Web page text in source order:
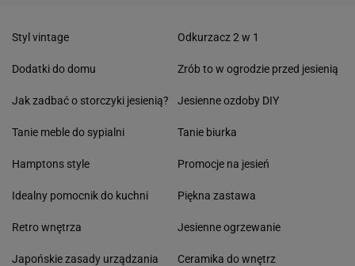
Styl vintage
Dodatki do domu
Jak zadbać o storczyki jesienią?
Tanie meble do sypialni
Hamptons style
Idealny pomocnik do kuchni
Retro wnętrza
Japońskie zasady urządzania
Odkurzacz 2 w 1
Zrób to w ogrodzie przed jesienią
Jesienne ozdoby DIY
Tanie biurka
Promocje na jesień
Piękna zastawa
Jesienne ogrzewanie
Ceramika do wnętrz